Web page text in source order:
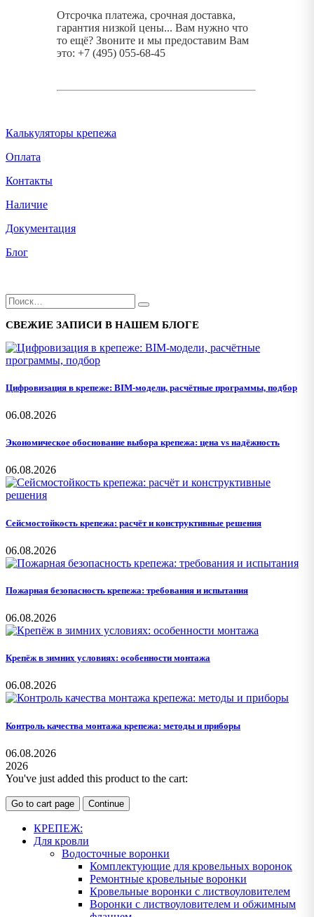
Отсрочка платежа, срочная доставка,
гарантия низкой цены... Вам нужно что
то ещё? Звоните и мы предоставим Вам
это: +7 (495) 055-68-45
Калькуляторы крепежа
Оплата
Контакты
Наличие
Документация
Блог
СВЕЖИЕ ЗАПИСИ В НАШЕМ БЛОГЕ
Цифровизация в крепеже: BIM-модели, расчётные программы, подбор
06.08.2026
Экономическое обоснование выбора крепежа: цена vs надёжность
06.08.2026
Сейсмостойкость крепежа: расчёт и конструктивные решения
06.08.2026
Пожарная безопасность крепежа: требования и испытания
06.08.2026
Крепёж в зимних условиях: особенности монтажа
06.08.2026
Контроль качества монтажа крепежа: методы и приборы
06.08.2026
2026
You've just added this product to the cart:
Go to cart page Continue
КРЕПЕЖ:
Для кровли
Водосточные воронки
Комплектующие для кровельных воронок
Ремонтные кровельные воронки
Кровельные воронки с листвоуловителем
Воронки с листвоуловителем и обжимным